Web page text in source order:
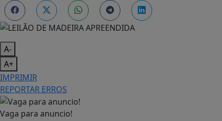
A-
A+
IMPRIMIR
REPORTAR ERROS
Vaga para anuncio!